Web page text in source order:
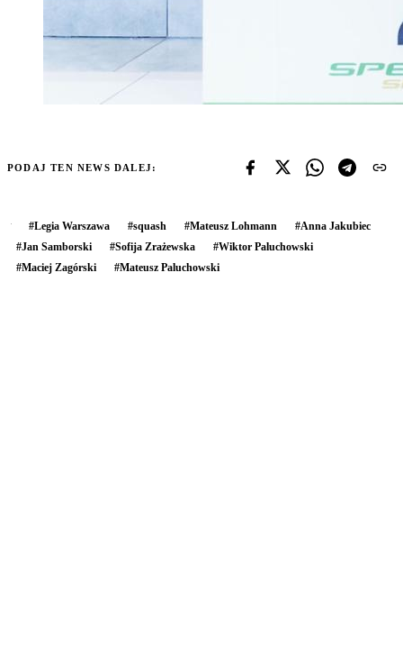
PODAJ TEN NEWS DALEJ:
#Legia Warszawa #squash #Mateusz Lohmann #Anna Jakubiec
#Jan Samborski #Sofija Zrażewska #Wiktor Paluchowski
#Maciej Zagórski #Mateusz Paluchowski